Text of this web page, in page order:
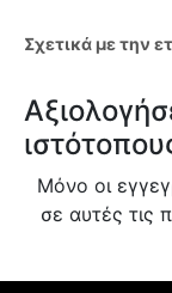
Σχετικά με την
Μόνο οι
σε αυτές τις